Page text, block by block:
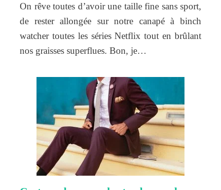
On rêve toutes d’avoir une taille fine sans sport,
de rester allongée sur notre canapé à binch
watcher toutes les séries Netflix tout en brûlant
nos graisses superflues. Bon, je…